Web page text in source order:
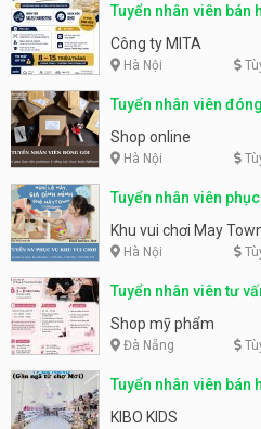
Tuyển nhân viên bán
parttime, fulltime
Công ty MITA
Hà Nội
Tuyển nhân viên
Shop online
Hà Nội
Tuyển nhân viên
động
Khu vui chơi May
Hà Nội
Tuyển nhân viên tư
Shop mỹ phẩm
Đà Nẵng
Tuyển nhân viên bán
KIBO KIDS